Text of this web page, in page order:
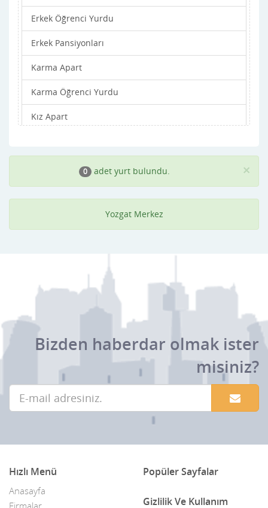
Erkek Öğrenci Yurdu
Erkek Pansiyonları
Karma Apart
Karma Öğrenci Yurdu
Kız Apart
Kız Pansiyonları ×
0 adet yurt bulundu.
Yozgat Merkez
Bizden haberdar olmak ister
misiniz?
Hızlı Menü
Anasayfa
Popüler Sayfalar
Gizlilik Ve Kullanım